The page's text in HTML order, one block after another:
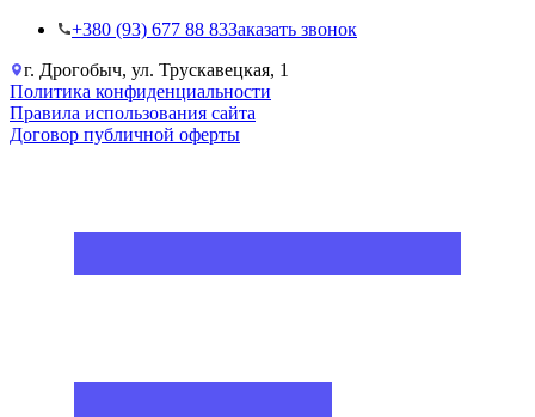
+38‎0 (93) 677 88 83Заказать звонок
г. Дрогобыч, ул. Трускавецкая, 1
Политика конфиденциальности
Правила использования сайта
Договор публичной оферты